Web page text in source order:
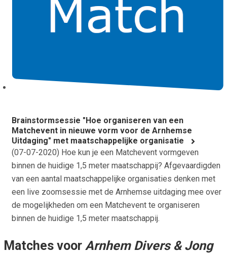
Brainstormsessie "Hoe organiseren van een
Matchevent in nieuwe vorm voor de Arnhemse
Uitdaging" met maatschappelijke organisatie
(07-07-2020) Hoe kun je een Matchevent vormgeven
binnen de huidige 1,5 meter maatschappij? Afgevaardigden
van een aantal maatschappelijke organisaties denken met
een live zoomsessie met de Arnhemse uitdaging mee over
de mogelijkheden om een Matchevent te organiseren
binnen de huidige 1,5 meter maatschappij.
Matches voor Arnhem Divers & Jong